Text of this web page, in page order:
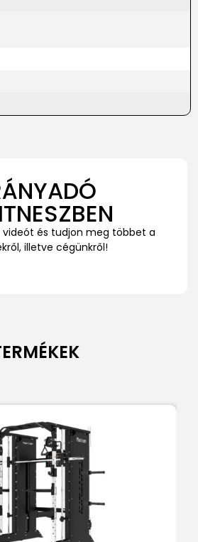
videót és tudjon meg többet a
illetve cégünkről!